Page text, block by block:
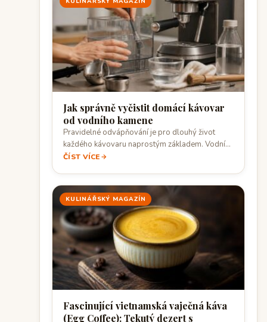
Jak správně vyčistit domácí kávovar
od vodního kamene
Pravidelné odvápňování je pro dlouhý život
každého kávovaru naprostým základem. Vodní
kámen totiž neprodlužuje…
ČÍST VÍCE
KULINÁŘSKÝ MAGAZÍN
Fascinující vietnamská vaječná káva
(Egg Coffee): Tekutý dezert s